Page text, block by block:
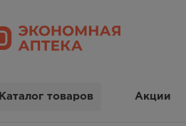
Каталог товаров Акции